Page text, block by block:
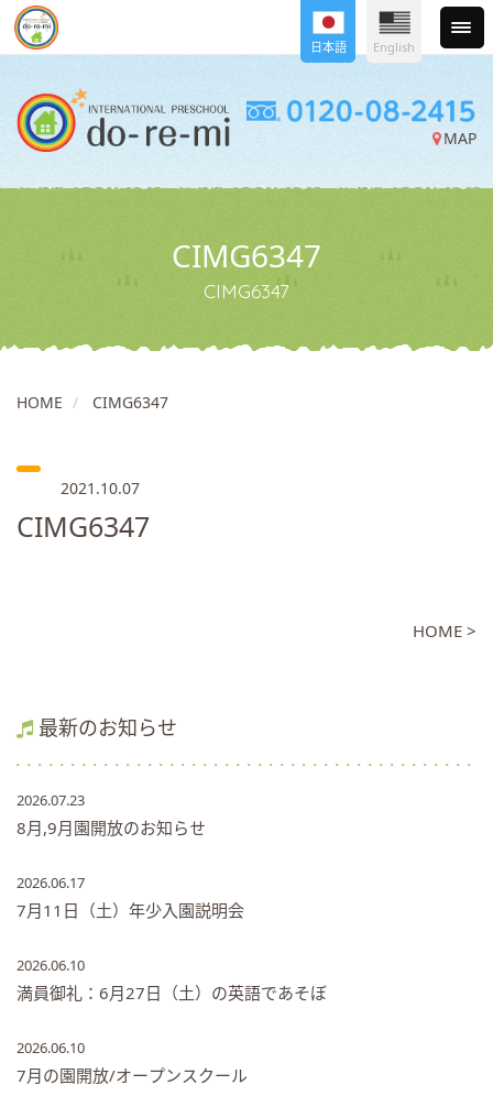
MAP
日本語 English
CIMG6347
CIMG6347
HOME CIMG6347
2021.10.07
CIMG6347
HOME >
最新のお知らせ
2026.07.23
8月,9月園開放のお知らせ
2026.06.17
7月11日（土）年少入園説明会
2026.06.10
満員御礼：6月27日（土）の英語であそぼ
2026.06.10
7月の園開放/オープンスクール